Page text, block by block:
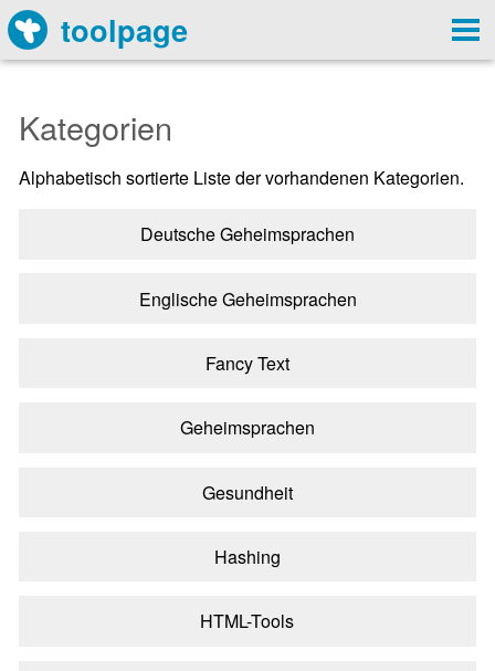
toolpage
Kategorien
Alphabetisch sortierte Liste der vorhandenen Kategorien.
Deutsche Geheimsprachen
Englische Geheimsprachen
Fancy Text
Geheimsprachen
Gesundheit
Hashing
HTML-Tools